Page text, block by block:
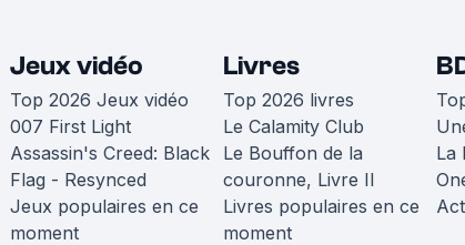
Jeux vidéo
Top 2026 Jeux vidéo
007 First Light
Assassin's Creed: Black
Flag - Resynced
Jeux populaires en ce
moment
Livres
Top 2026 livres
Le Calamity Club
Le Bouffon de la
couronne, Livre II
Livres populaires en ce
moment
La